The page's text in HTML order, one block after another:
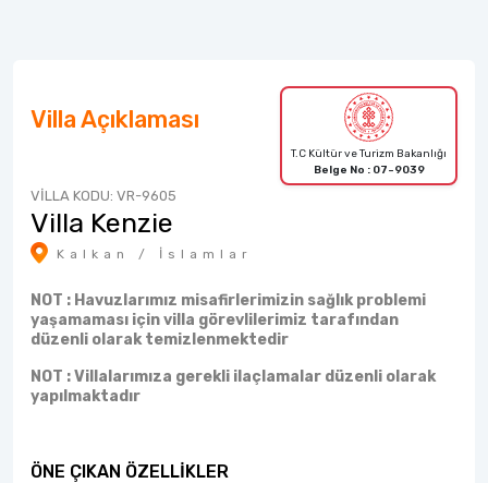
Villa Açıklaması
T.C Kültür ve Turizm Bakanlığı
Belge No : 07-9039
VİLLA KODU: VR-9605
Villa Kenzie
Kalkan / İslamlar
NOT : Havuzlarımız misafirlerimizin sağlık problemi
yaşamaması için villa görevlilerimiz tarafından
düzenli olarak temizlenmektedir
NOT : Villalarımıza gerekli ilaçlamalar düzenli olarak
yapılmaktadır
ÖNE ÇIKAN ÖZELLİKLER